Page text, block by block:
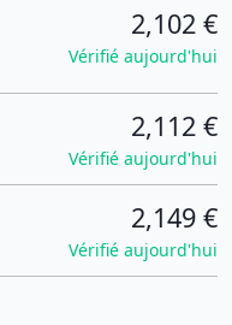
2,102 €
Vérifié aujourd'hui
2,112 €
Vérifié aujourd'hui
2,149 €
Vérifié aujourd'hui